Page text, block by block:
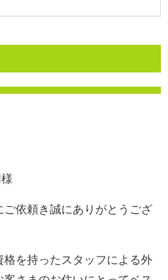
依頼き誠にありがとうござ
を持ったスタッフによる外